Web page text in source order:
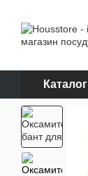
Каталог